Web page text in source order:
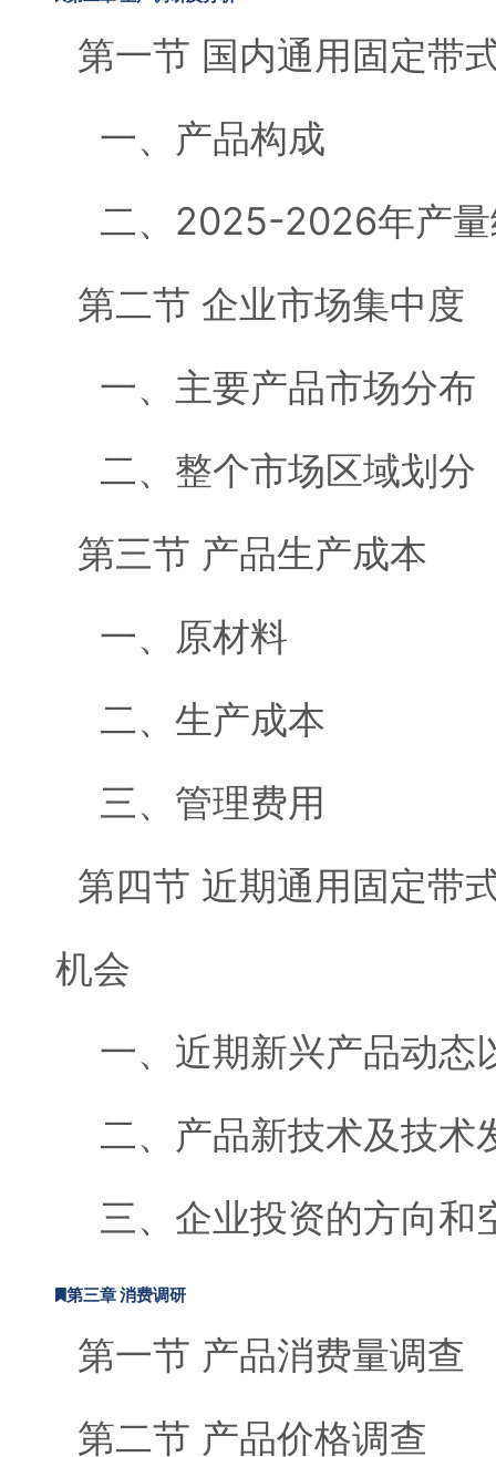
第一节 国内通用固定带
一、产品构成
二、2025-2026年产量
第二节 企业市场集中度
一、主要产品市场分布
二、整个市场区域划分
第三节 产品生产成本
一、原材料
二、生产成本
三、管理费用
第四节 近期通用固定带
机会
一、近期新兴产品动态
二、产品新技术及技术
三、企业投资的方向和
第三章 消费调研
第一节 产品消费量调查
第二节 产品价格调查